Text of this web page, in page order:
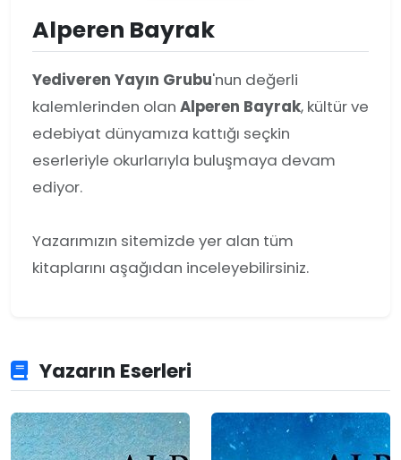
Alperen Bayrak
Yediveren Yayın Grubu'nun değerli
kalemlerinden olan Alperen Bayrak, kültür ve
edebiyat dünyamıza kattığı seçkin
eserleriyle okurlarıyla buluşmaya devam
ediyor.
Yazarımızın sitemizde yer alan tüm
kitaplarını aşağıdan inceleyebilirsiniz.
Yazarın Eserleri